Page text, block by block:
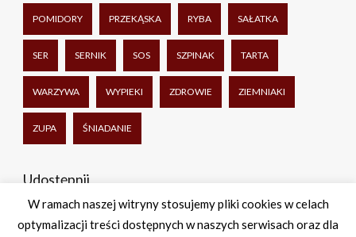
POMIDORY PRZEKĄSKA RYBA SAŁATKA
SER SERNIK SOS SZPINAK TARTA
WARZYWA WYPIEKI ZDROWIE ZIEMNIAKI
ZUPA ŚNIADANIE
Udostępnij
Facebook
TwitterWhatsApp
Share
W ramach naszej witryny stosujemy pliki cookies w celach
optymalizacji treści dostępnych w naszych serwisach oraz dla